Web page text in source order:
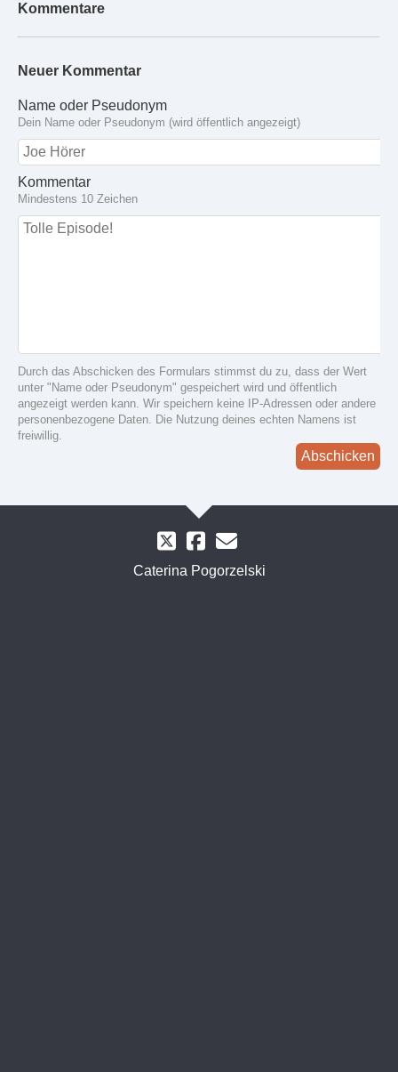
Kommentare
Neuer Kommentar
Name oder Pseudonym
Dein Name oder Pseudonym (wird öffentlich angezeigt)
Kommentar
Mindestens 10 Zeichen
Durch das Abschicken des Formulars stimmst du zu, dass der Wert
unter "Name oder Pseudonym" gespeichert wird und öffentlich
angezeigt werden kann. Wir speichern keine IP-Adressen oder andere
personenbezogene Daten. Die Nutzung deines echten Namens ist
freiwillig.
Abschicken
Caterina Pogorzelski